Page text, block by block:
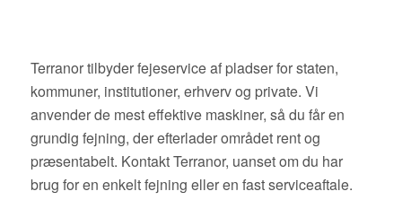
Terranor tilbyder fejeservice af pladser for staten,
kommuner, institutioner, erhverv og private. Vi
anvender de mest effektive maskiner, så du får en
grundig fejning, der efterlader området rent og
præsentabelt. Kontakt Terranor, uanset om du har
brug for en enkelt fejning eller en fast serviceaftale.